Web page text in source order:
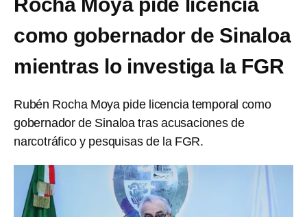
como gobernador de Sinaloa
mientras lo investiga la FGR
Rubén Rocha Moya pide licencia temporal como
gobernador de Sinaloa tras acusaciones de
narcotráfico y pesquisas de la FGR.